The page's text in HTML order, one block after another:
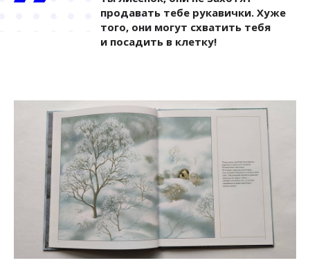
продавать тебе рукавички. Хуже
того, они могут схватить тебя
и посадить в клетку!